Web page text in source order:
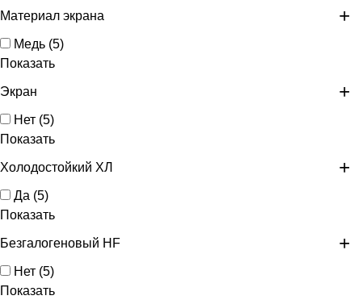
Материал экрана
Медь (5)
Показать
Экран
Нет (5)
Показать
Холодостойкий ХЛ
Да (5)
Показать
Безгалогеновый HF
Нет (5)
Показать